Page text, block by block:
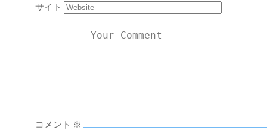
サイト
コメント ※